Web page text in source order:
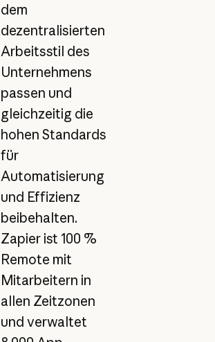
dem
dezentralisierten
Arbeitsstil des
Unternehmens
passen und
gleichzeitig die
hohen Standards
für
Automatisierung
und Effizienz
beibehalten.
Zapier ist 100 %
Remote mit
Mitarbeitern in
allen Zeitzonen
und verwaltet